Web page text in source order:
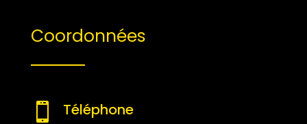
Coordonnées
 Téléphone